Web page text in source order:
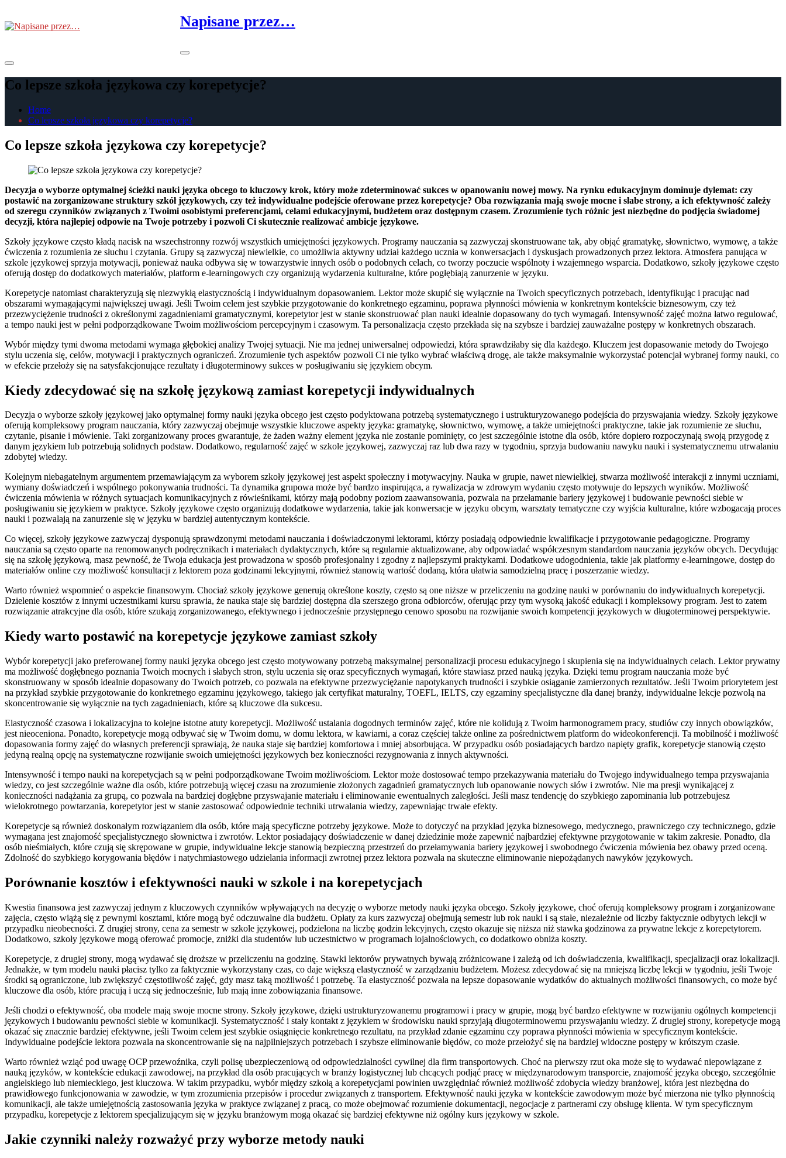
to
the
Napisane przez…
Co lepsze szkoła językowa czy korepetycje?
Home
Co lepsze szkoła językowa czy korepetycje?
Co lepsze szkoła językowa czy korepetycje?
Decyzja o wyborze optymalnej ścieżki nauki języka obcego to kluczowy krok, który może zdeterminować sukces w opanowaniu nowej mowy. Na rynku edukacyjnym dominuje dylemat: czy
postawić na zorganizowane struktury szkół językowych, czy też indywidualne podejście oferowane przez korepetycje? Oba rozwiązania mają swoje mocne i słabe strony, a ich efektywność zależy
od szeregu czynników związanych z Twoimi osobistymi preferencjami, celami edukacyjnymi, budżetem oraz dostępnym czasem. Zrozumienie tych różnic jest niezbędne do podjęcia świadomej
decyzji, która najlepiej odpowie na Twoje potrzeby i pozwoli Ci skutecznie realizować ambicje językowe.
Szkoły językowe często kładą nacisk na wszechstronny rozwój wszystkich umiejętności językowych. Programy nauczania są zazwyczaj skonstruowane tak, aby objąć gramatykę, słownictwo, wymowę, a także
ćwiczenia z rozumienia ze słuchu i czytania. Grupy są zazwyczaj niewielkie, co umożliwia aktywny udział każdego ucznia w konwersacjach i dyskusjach prowadzonych przez lektora. Atmosfera panująca w
szkole językowej sprzyja motywacji, ponieważ nauka odbywa się w towarzystwie innych osób o podobnych celach, co tworzy poczucie wspólnoty i wzajemnego wsparcia. Dodatkowo, szkoły językowe często
oferują dostęp do dodatkowych materiałów, platform e-learningowych czy organizują wydarzenia kulturalne, które pogłębiają zanurzenie w języku.
Korepetycje natomiast charakteryzują się niezwykłą elastycznością i indywidualnym dopasowaniem. Lektor może skupić się wyłącznie na Twoich specyficznych potrzebach, identyfikując i pracując nad
obszarami wymagającymi największej uwagi. Jeśli Twoim celem jest szybkie przygotowanie do konkretnego egzaminu, poprawa płynności mówienia w konkretnym kontekście biznesowym, czy też
przezwyciężenie trudności z określonymi zagadnieniami gramatycznymi, korepetytor jest w stanie skonstruować plan nauki idealnie dopasowany do tych wymagań. Intensywność zajęć można łatwo regulować,
a tempo nauki jest w pełni podporządkowane Twoim możliwościom percepcyjnym i czasowym. Ta personalizacja często przekłada się na szybsze i bardziej zauważalne postępy w konkretnych obszarach.
Wybór między tymi dwoma metodami wymaga głębokiej analizy Twojej sytuacji. Nie ma jednej uniwersalnej odpowiedzi, która sprawdziłaby się dla każdego. Kluczem jest dopasowanie metody do Twojego
stylu uczenia się, celów, motywacji i praktycznych ograniczeń. Zrozumienie tych aspektów pozwoli Ci nie tylko wybrać właściwą drogę, ale także maksymalnie wykorzystać potencjał wybranej formy nauki, co
w efekcie przełoży się na satysfakcjonujące rezultaty i długoterminowy sukces w posługiwaniu się językiem obcym.
Kiedy zdecydować się na szkołę językową zamiast korepetycji indywidualnych
Decyzja o wyborze szkoły językowej jako optymalnej formy nauki języka obcego jest często podyktowana potrzebą systematycznego i ustrukturyzowanego podejścia do przyswajania wiedzy. Szkoły językowe
oferują kompleksowy program nauczania, który zazwyczaj obejmuje wszystkie kluczowe aspekty języka: gramatykę, słownictwo, wymowę, a także umiejętności praktyczne, takie jak rozumienie ze słuchu,
czytanie, pisanie i mówienie. Taki zorganizowany proces gwarantuje, że żaden ważny element języka nie zostanie pominięty, co jest szczególnie istotne dla osób, które dopiero rozpoczynają swoją przygodę z
danym językiem lub potrzebują solidnych podstaw. Dodatkowo, regularność zajęć w szkole językowej, zazwyczaj raz lub dwa razy w tygodniu, sprzyja budowaniu nawyku nauki i systematycznemu utrwalaniu
zdobytej wiedzy.
Kolejnym niebagatelnym argumentem przemawiającym za wyborem szkoły językowej jest aspekt społeczny i motywacyjny. Nauka w grupie, nawet niewielkiej, stwarza możliwość interakcji z innymi uczniami,
wymiany doświadczeń i wspólnego pokonywania trudności. Ta dynamika grupowa może być bardzo inspirująca, a rywalizacja w zdrowym wydaniu często motywuje do lepszych wyników. Możliwość
ćwiczenia mówienia w różnych sytuacjach komunikacyjnych z rówieśnikami, którzy mają podobny poziom zaawansowania, pozwala na przełamanie bariery językowej i budowanie pewności siebie w
posługiwaniu się językiem w praktyce. Szkoły językowe często organizują dodatkowe wydarzenia, takie jak konwersacje w języku obcym, warsztaty tematyczne czy wyjścia kulturalne, które wzbogacają proces
nauki i pozwalają na zanurzenie się w języku w bardziej autentycznym kontekście.
Co więcej, szkoły językowe zazwyczaj dysponują sprawdzonymi metodami nauczania i doświadczonymi lektorami, którzy posiadają odpowiednie kwalifikacje i przygotowanie pedagogiczne. Programy
nauczania są często oparte na renomowanych podręcznikach i materiałach dydaktycznych, które są regularnie aktualizowane, aby odpowiadać współczesnym standardom nauczania języków obcych. Decydując
się na szkołę językową, masz pewność, że Twoja edukacja jest prowadzona w sposób profesjonalny i zgodny z najlepszymi praktykami. Dodatkowe udogodnienia, takie jak platformy e-learningowe, dostęp do
materiałów online czy możliwość konsultacji z lektorem poza godzinami lekcyjnymi, również stanowią wartość dodaną, która ułatwia samodzielną pracę i poszerzanie wiedzy.
Warto również wspomnieć o aspekcie finansowym. Chociaż szkoły językowe generują określone koszty, często są one niższe w przeliczeniu na godzinę nauki w porównaniu do indywidualnych korepetycji.
Dzielenie kosztów z innymi uczestnikami kursu sprawia, że nauka staje się bardziej dostępna dla szerszego grona odbiorców, oferując przy tym wysoką jakość edukacji i kompleksowy program. Jest to zatem
rozwiązanie atrakcyjne dla osób, które szukają zorganizowanego, efektywnego i jednocześnie przystępnego cenowo sposobu na rozwijanie swoich kompetencji językowych w długoterminowej perspektywie.
Kiedy warto postawić na korepetycje językowe zamiast szkoły
Wybór korepetycji jako preferowanej formy nauki języka obcego jest często motywowany potrzebą maksymalnej personalizacji procesu edukacyjnego i skupienia się na indywidualnych celach. Lektor prywatny
ma możliwość dogłębnego poznania Twoich mocnych i słabych stron, stylu uczenia się oraz specyficznych wymagań, które stawiasz przed nauką języka. Dzięki temu program nauczania może być
skonstruowany w sposób idealnie dopasowany do Twoich potrzeb, co pozwala na efektywne przezwyciężanie napotykanych trudności i szybkie osiąganie zamierzonych rezultatów. Jeśli Twoim priorytetem jest
na przykład szybkie przygotowanie do konkretnego egzaminu językowego, takiego jak certyfikat maturalny, TOEFL, IELTS, czy egzaminy specjalistyczne dla danej branży, indywidualne lekcje pozwolą na
skoncentrowanie się wyłącznie na tych zagadnieniach, które są kluczowe dla sukcesu.
Elastyczność czasowa i lokalizacyjna to kolejne istotne atuty korepetycji. Możliwość ustalania dogodnych terminów zajęć, które nie kolidują z Twoim harmonogramem pracy, studiów czy innych obowiązków,
jest nieoceniona. Ponadto, korepetycje mogą odbywać się w Twoim domu, w domu lektora, w kawiarni, a coraz częściej także online za pośrednictwem platform do wideokonferencji. Ta mobilność i możliwość
dopasowania formy zajęć do własnych preferencji sprawiają, że nauka staje się bardziej komfortowa i mniej absorbująca. W przypadku osób posiadających bardzo napięty grafik, korepetycje stanowią często
jedyną realną opcję na systematyczne rozwijanie swoich umiejętności językowych bez konieczności rezygnowania z innych aktywności.
Intensywność i tempo nauki na korepetycjach są w pełni podporządkowane Twoim możliwościom. Lektor może dostosować tempo przekazywania materiału do Twojego indywidualnego tempa przyswajania
wiedzy, co jest szczególnie ważne dla osób, które potrzebują więcej czasu na zrozumienie złożonych zagadnień gramatycznych lub opanowanie nowych słów i zwrotów. Nie ma presji wynikającej z
konieczności nadążania za grupą, co pozwala na bardziej dogłębne przyswajanie materiału i eliminowanie ewentualnych zaległości. Jeśli masz tendencję do szybkiego zapominania lub potrzebujesz
wielokrotnego powtarzania, korepetytor jest w stanie zastosować odpowiednie techniki utrwalania wiedzy, zapewniając trwałe efekty.
Korepetycje są również doskonałym rozwiązaniem dla osób, które mają specyficzne potrzeby językowe. Może to dotyczyć na przykład języka biznesowego, medycznego, prawniczego czy technicznego, gdzie
wymagana jest znajomość specjalistycznego słownictwa i zwrotów. Lektor posiadający doświadczenie w danej dziedzinie może zapewnić najbardziej efektywne przygotowanie w takim zakresie. Ponadto, dla
osób nieśmiałych, które czują się skrępowane w grupie, indywidualne lekcje stanowią bezpieczną przestrzeń do przełamywania bariery językowej i swobodnego ćwiczenia mówienia bez obawy przed oceną.
Zdolność do szybkiego korygowania błędów i natychmiastowego udzielania informacji zwrotnej przez lektora pozwala na skuteczne eliminowanie niepożądanych nawyków językowych.
Porównanie kosztów i efektywności nauki w szkole i na korepetycjach
Kwestia finansowa jest zazwyczaj jednym z kluczowych czynników wpływających na decyzję o wyborze metody nauki języka obcego. Szkoły językowe, choć oferują kompleksowy program i zorganizowane
zajęcia, często wiążą się z pewnymi kosztami, które mogą być odczuwalne dla budżetu. Opłaty za kurs zazwyczaj obejmują semestr lub rok nauki i są stałe, niezależnie od liczby faktycznie odbytych lekcji w
przypadku nieobecności. Z drugiej strony, cena za semestr w szkole językowej, podzielona na liczbę godzin lekcyjnych, często okazuje się niższa niż stawka godzinowa za prywatne lekcje z korepetytorem.
Dodatkowo, szkoły językowe mogą oferować promocje, zniżki dla studentów lub uczestnictwo w programach lojalnościowych, co dodatkowo obniża koszty.
Korepetycje, z drugiej strony, mogą wydawać się droższe w przeliczeniu na godzinę. Stawki lektorów prywatnych bywają zróżnicowane i zależą od ich doświadczenia, kwalifikacji, specjalizacji oraz lokalizacji.
Jednakże, w tym modelu nauki płacisz tylko za faktycznie wykorzystany czas, co daje większą elastyczność w zarządzaniu budżetem. Możesz zdecydować się na mniejszą liczbę lekcji w tygodniu, jeśli Twoje
środki są ograniczone, lub zwiększyć częstotliwość zajęć, gdy masz taką możliwość i potrzebę. Ta elastyczność pozwala na lepsze dopasowanie wydatków do aktualnych możliwości finansowych, co może być
kluczowe dla osób, które pracują i uczą się jednocześnie, lub mają inne zobowiązania finansowe.
Jeśli chodzi o efektywność, oba modele mają swoje mocne strony. Szkoły językowe, dzięki ustrukturyzowanemu programowi i pracy w grupie, mogą być bardzo efektywne w rozwijaniu ogólnych kompetencji
językowych i budowaniu pewności siebie w komunikacji. Systematyczność i stały kontakt z językiem w środowisku nauki sprzyjają długoterminowemu przyswajaniu wiedzy. Z drugiej strony, korepetycje mogą
okazać się znacznie bardziej efektywne, jeśli Twoim celem jest szybkie osiągnięcie konkretnego rezultatu, na przykład zdanie egzaminu czy poprawa płynności mówienia w specyficznym kontekście.
Indywidualne podejście lektora pozwala na skoncentrowanie się na najpilniejszych potrzebach i szybsze eliminowanie błędów, co może przełożyć się na bardziej widoczne postępy w krótszym czasie.
Warto również wziąć pod uwagę OCP przewoźnika, czyli polisę ubezpieczeniową od odpowiedzialności cywilnej dla firm transportowych. Choć na pierwszy rzut oka może się to wydawać niepowiązane z
nauką języków, w kontekście edukacji zawodowej, na przykład dla osób pracujących w branży logistycznej lub chcących podjąć pracę w międzynarodowym transporcie, znajomość języka obcego, szczególnie
angielskiego lub niemieckiego, jest kluczowa. W takim przypadku, wybór między szkołą a korepetycjami powinien uwzględniać również możliwość zdobycia wiedzy branżowej, która jest niezbędna do
prawidłowego funkcjonowania w zawodzie, w tym zrozumienia przepisów i procedur związanych z transportem. Efektywność nauki języka w kontekście zawodowym może być mierzona nie tylko płynnością
komunikacji, ale także umiejętnością zastosowania języka w praktyce związanej z pracą, co może obejmować rozumienie dokumentacji, negocjacje z partnerami czy obsługę klienta. W tym specyficznym
przypadku, korepetycje z lektorem specjalizującym się w języku branżowym mogą okazać się bardziej efektywne niż ogólny kurs językowy w szkole.
Jakie czynniki należy rozważyć przy wyborze metody nauki